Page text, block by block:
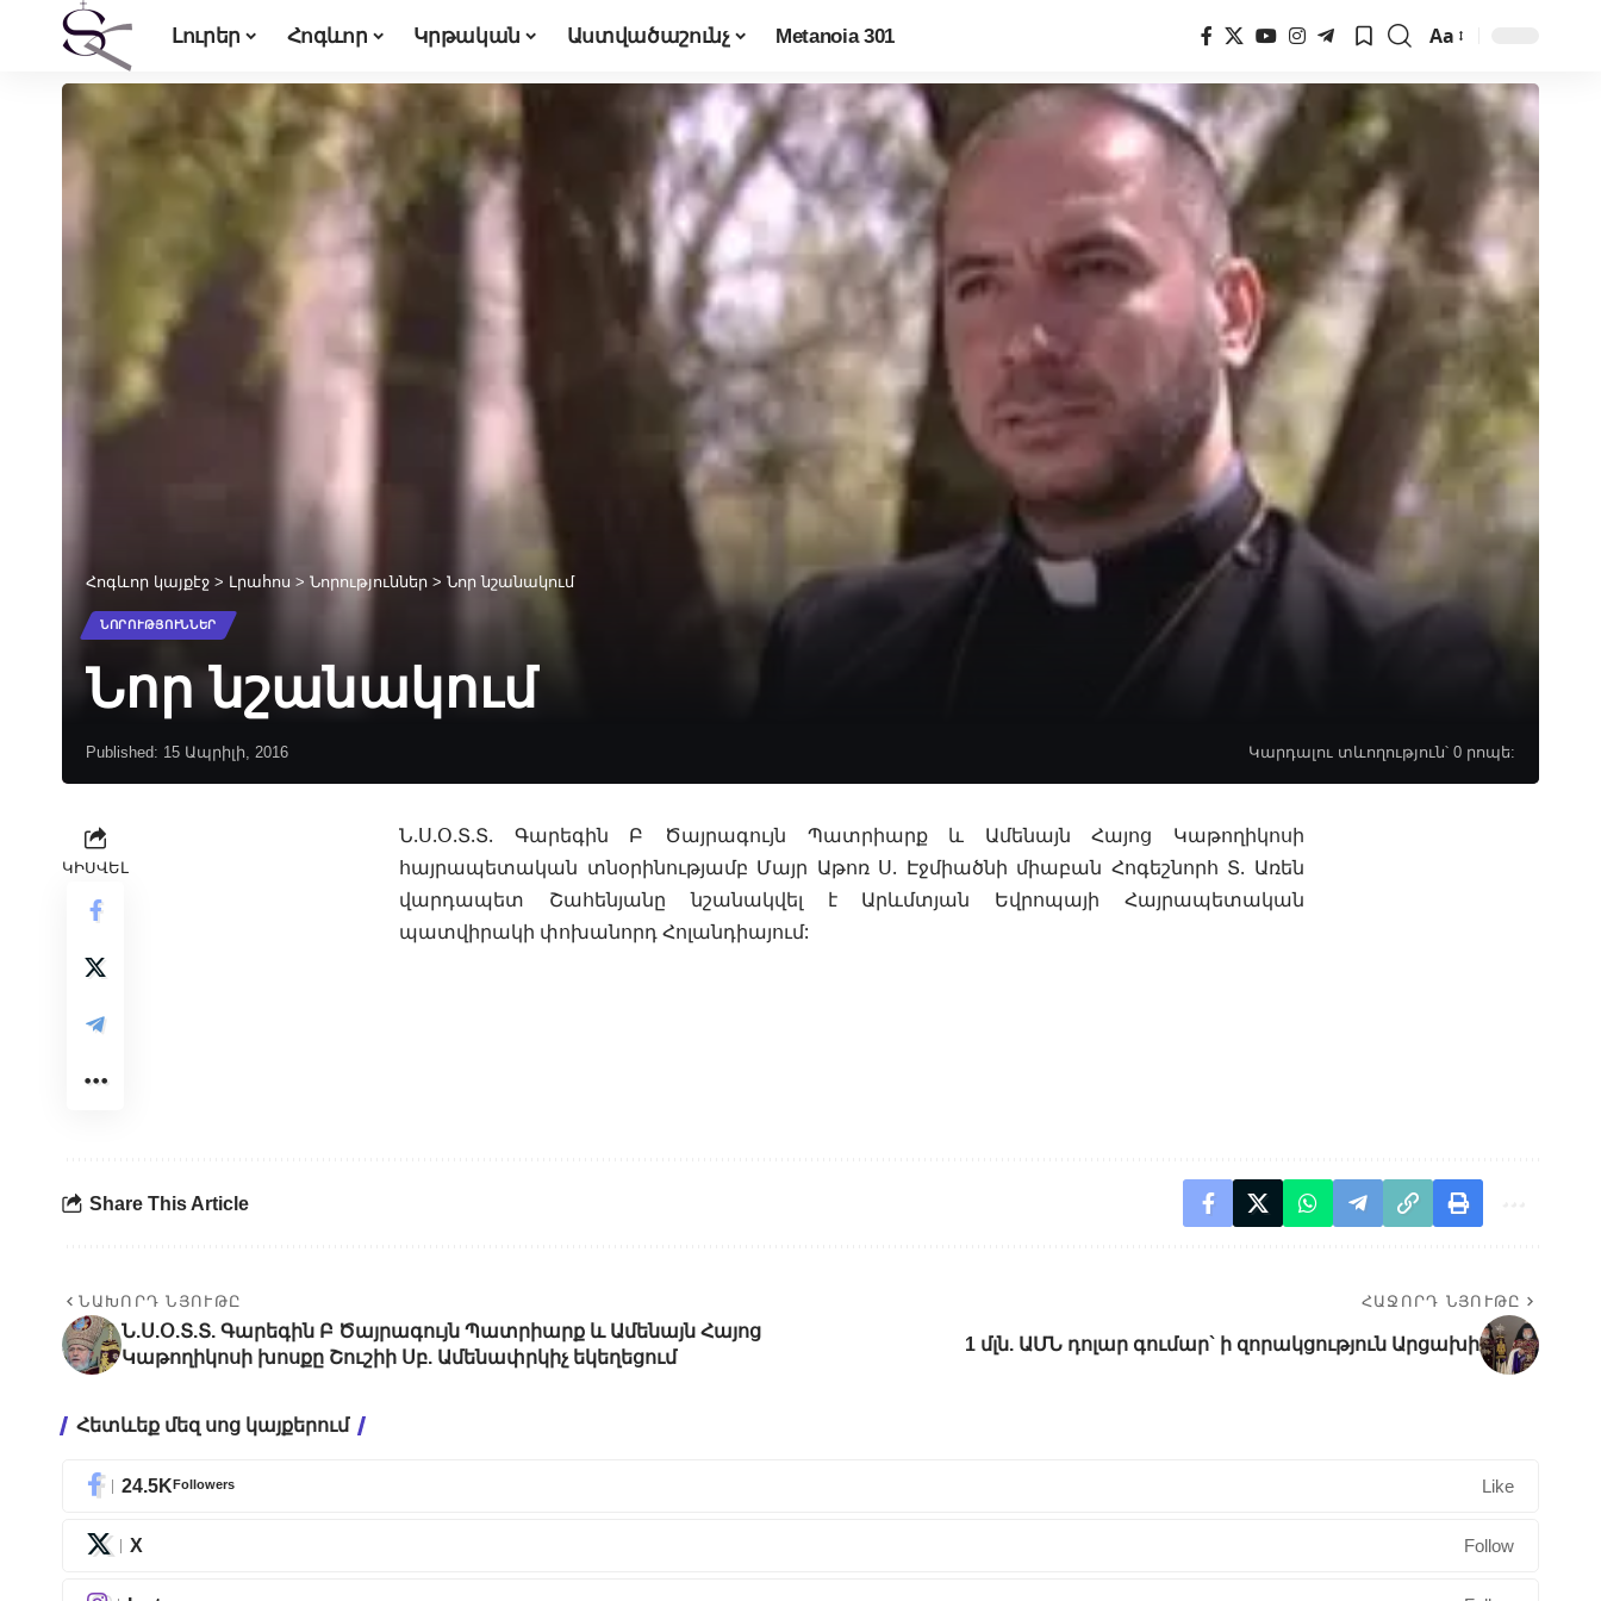
Լուրեր Հոգևոր Կրթական Աստվածաշունչ Metanoia 301
Font
Resizer
Aa
Հոգևոր կայքէջ > Լրահոս > Նորություններ > Նոր նշանակում
ՆՈՐՈՒԹՅՈՒՆՆԵՐ
Նոր նշանակում
Published: 15 Ապրիլի, 2016 Կարդալու տևողություն՝ 0 րոպե:
ԿԻՍՎԵԼ
Ն.Ս.Օ.Տ.Տ. Գարեգին Բ Ծայրագույն Պատրիարք և Ամենայն Հայոց Կաթողիկոսի
հայրապետական տնօրինությամբ Մայր Աթոռ Ս. Էջմիածնի միաբան Հոգեշնորհ Տ. Առեն
վարդապետ Շահենյանը նշանակվել է Արևմտյան Եվրոպայի Հայրապետական
պատվիրակի փոխանորդ Հոլանդիայում:
Share This Article
ՆԱԽՈՐԴ ՆՅՈՒԹԸ
Ն.Ս.Օ.Տ.Տ. Գարեգին Բ Ծայրագույն Պատրիարք և Ամենայն Հայոց
Կաթողիկոսի խոսքը Շուշիի Սբ. Ամենափրկիչ եկեղեցում
ՀԱՋՈՐԴ ՆՅՈՒԹԸ
1 մլն. ԱՄՆ դոլար գումար` ի զորակցություն Արցախի
Հետևեք մեզ սոց կայքերում
24.5KFollowers Like
X Follow